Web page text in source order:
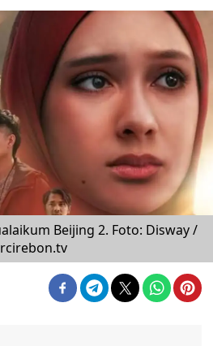
Beijing 2. Foto: Disway /